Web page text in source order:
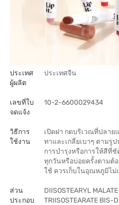
ประเทศ
ผู้ผลิต
ประเทศจีน
เลขที่ใบ
จดแจ้ง
10-2-6600029434
วิธีการ
ใช้งาน
เปิดฝา กดบริเวณที่ปลาย
ทาและเกลี่ยเบาๆ ตามรู
การบำรุงหรือการให้สีที่
ทุกวันหรือบ่อยครั้งตามต้
ใช้ ควรเก็บในอุณหภูมิไม่
ส่วน
ประกอบ
DIISOSTEARYL
TRIISOSTEARATE BIS-